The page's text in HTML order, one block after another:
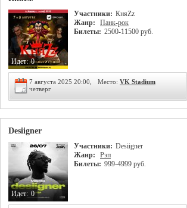
Участники: КняZz
Жанр:
Панк-рок
Билеты: 2500-11500 руб.
Идет: 0
7 августа 2025 20:00,
четверг
Место: VK Stadium
Desiigner
Участники: Desiigner
Жанр:
Рэп
Билеты: 999-4999 руб.
Идет: 0